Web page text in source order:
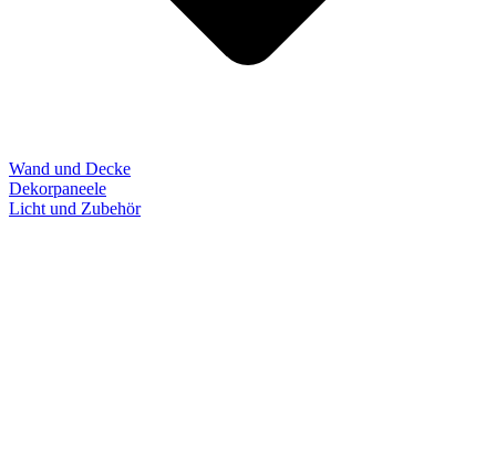
Wand und Decke
Dekorpaneele
Licht und Zubehör